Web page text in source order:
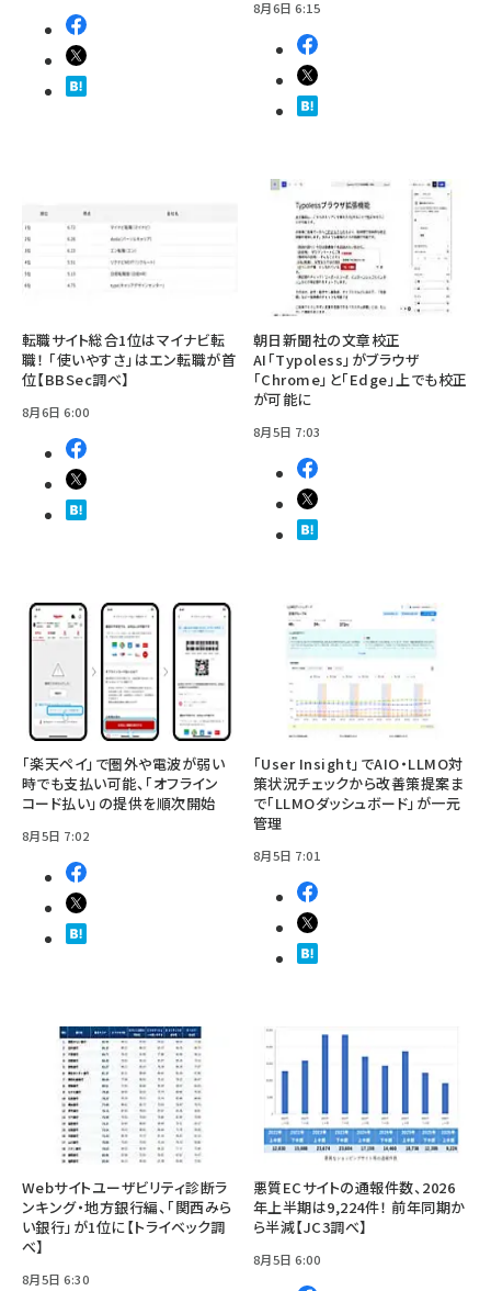
8月6日 6:15
転職サイト総合1位はマイナビ転
職！ 「使いやすさ」はエン転職が首
位【BBSec調べ】
8月6日 6:00
朝日新聞社の文章校正
AI「Typoless」がブラウザ
「Chrome」と「Edge」上でも校正
が可能に
8月5日 7:03
「楽天ペイ」で圏外や電波が弱い
時でも支払い可能、「オフライン
コード払い」の提供を順次開始
8月5日 7:02
「User Insight」でAIO・LLMO対
策状況チェックから改善策提案ま
で「LLMOダッシュボード」が一元
管理
8月5日 7:01
Webサイトユーザビリティ診断ラ
ンキング・地方銀行編、「関西みら
い銀行」が1位に【トライベック調
べ】
8月5日 6:30
悪質ECサイトの通報件数、2026
年上半期は9,224件！ 前年同期か
ら半減【JC3調べ】
8月5日 6:00